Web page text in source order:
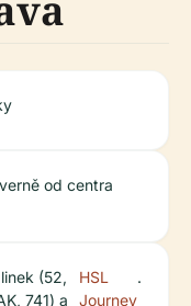
od centra
(52,
741) a
HSL
Journey
.